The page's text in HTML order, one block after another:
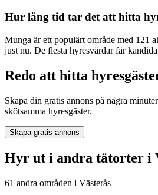
Hur lång tid tar det att hitta
Munga är ett populärt område med 121
just nu. De flesta hyresvärdar får
Redo att hitta
Skapa din gratis annons på några
skötsamma hyresgäster.
Skapa gratis annons
Hyr ut i andra tätorter i
61 andra områden i Västerås